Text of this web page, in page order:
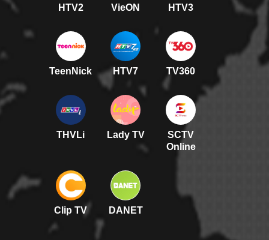
HTV2 VieON HTV3
TeenNick HTV7 TV360
THVLi Lady TV
SCTV
Online
Clip TV DANET